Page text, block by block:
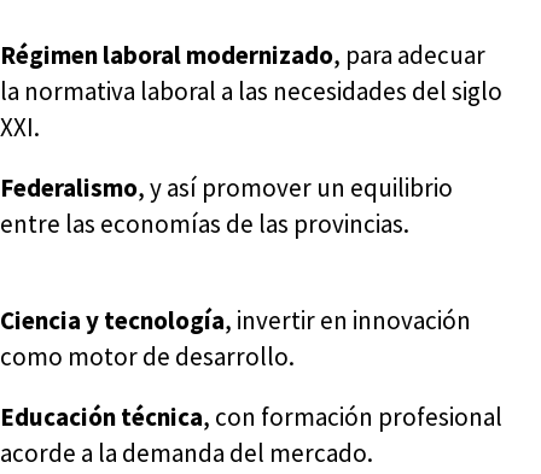
Régimen laboral modernizado, para adecuar
la normativa laboral a las necesidades del siglo
XXI.
Federalismo, y así promover un equilibrio
entre las economías de las provincias.
Ciencia y tecnología, invertir en innovación
como motor de desarrollo.
Educación técnica, con formación profesional
acorde a la demanda del mercado.